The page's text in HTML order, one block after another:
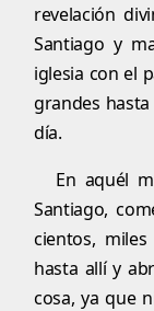
revelación
Santiago y
iglesia con el
grandes
día.
En aquél
Santiago,
cientos,
hasta allí y
cosa, ya que